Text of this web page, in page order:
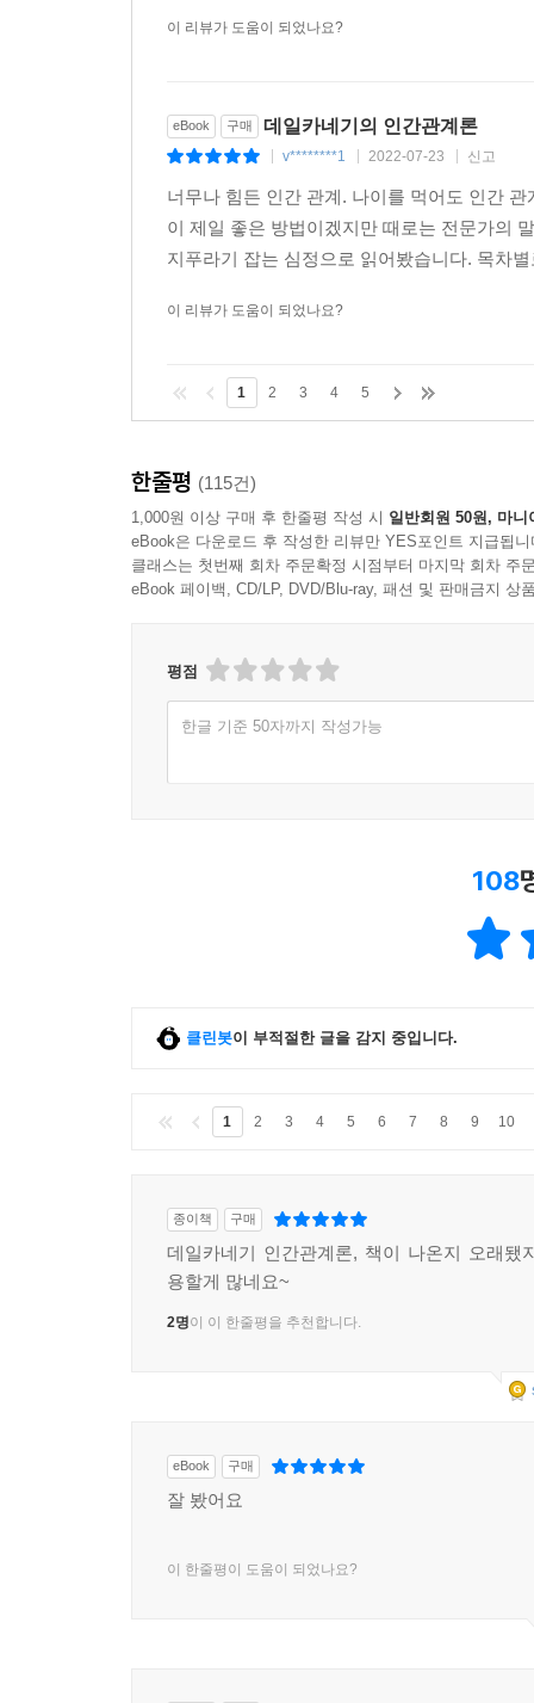
이 리뷰가 도움이 되었나요?
eBook 구매 데일카네기의 인간관계론
v********1 2022-07-23 신고
너무나 힘든 인간 관계. 나이를 먹어도 인간
이 제일 좋은 방법이겠지만 때로는 전문가의
지푸라기 잡는 심정으로 읽어봤습니다. 목차
이 리뷰가 도움이 되었나요?
1 2 3 4 5
한줄평 (115건)
1,000원 이상 구매 후 한줄평 작성 시 일반회원 50원, 마니
eBook은 다운로드 후 작성한 리뷰만 YES포인트 지급됩니
클래스는 첫번째 회차 주문확정 시점부터 마지막 회차 주
eBook 페이백, CD/LP, DVD/Blu-ray, 패션 및 판매금지 상
평점
한글 기준 50자까지 작성가능
108
클린봇이 부적절한 글을 감지 중입니다.
1 2 3 4 5 6 7 8 9 10
종이책 구매
데일카네기 인간관계론, 책이 나온지 오래됐
용할게 많네요~
2명이 이 한줄평을 추천합니다.
eBook 구매
잘 봤어요
이 한줄평이 도움이 되었나요?